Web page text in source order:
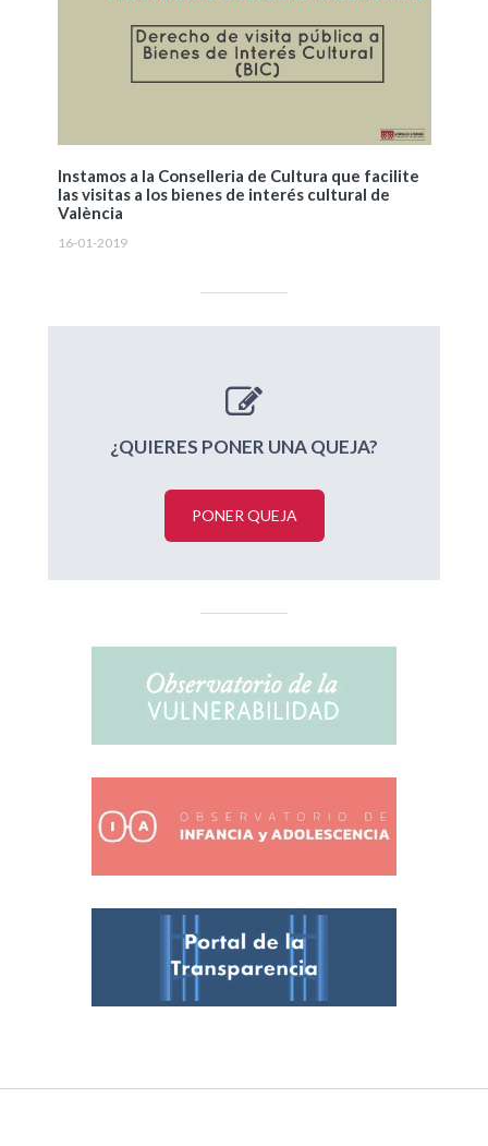
Instamos a la Conselleria de Cultura que facilite
las visitas a los bienes de interés cultural de
València
16-01-2019
¿QUIERES PONER UNA QUEJA?
PONER QUEJA